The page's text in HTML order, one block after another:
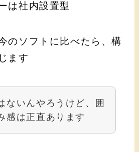
は社内設置型
のソフトに比べたら、構
ます
ないんやろうけど、囲
感は正直あります